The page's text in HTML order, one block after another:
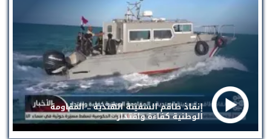
إنقاذ طاقم السفينة الهندية .. المقاومة
الوطنية كفاءة واقتدار